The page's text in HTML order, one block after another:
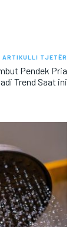
ARTIKULLI TJETËR
Pendek Pria
Trend Saat ini